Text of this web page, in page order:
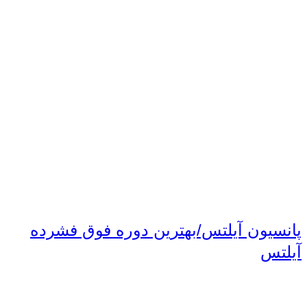
پانسیون آیلتس/بهترین دوره فوق فشرده
آیلتس